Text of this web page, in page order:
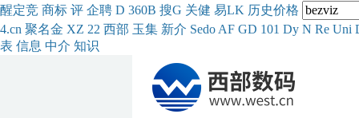
醒定竞 商标 评 企聘 D 360B 搜G 关健 易LK 历史价格
4.cn 聚名金 XZ 22 西部 玉集 新介 Sedo AF GD 101 Dy N Re Uni
表 信息 中介 知识